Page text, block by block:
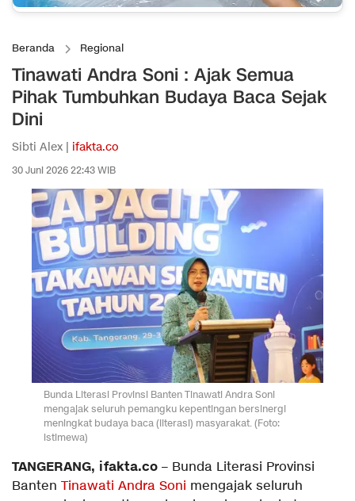
Beranda Regional
Tinawati Andra Soni : Ajak Semua
Pihak Tumbuhkan Budaya Baca Sejak
Dini
Sibti Alex | ifakta.co
30 Juni 2026 22:43 WIB
Bunda Literasi Provinsi Banten Tinawati Andra Soni
mengajak seluruh pemangku kepentingan bersinergi
meningkat budaya baca (literasi) masyarakat. (Foto:
istimewa)
TANGERANG, ifakta.co – Bunda Literasi Provinsi
Banten Tinawati Andra Soni mengajak seluruh